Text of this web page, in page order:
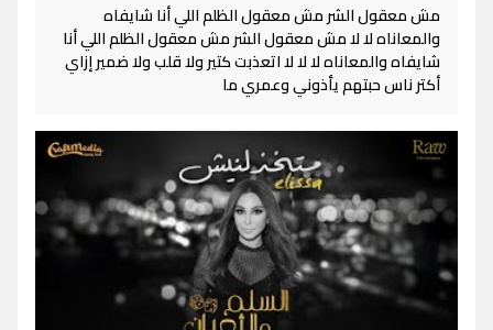
مش معقول الشر مش معقول الظلم اللي أنا شايفاه
والمعاناه لا لا مش معقول الشر مش معقول الظلم اللي أنا
شايفاه والمعاناه لا لا لا اتعذبت كتير ولا قلب ولا ضمير إزاي
أكتر ناس حبتهم يأذوني وعمري ما